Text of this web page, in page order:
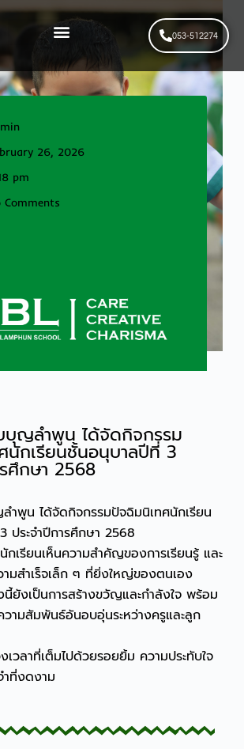
053-512274
26, 2026
pm
Comments
บบุญลำพูน ได้จัดกิจกรรม
นักเรียนชั้นอนุบาลปีที่ 3
ศึกษา 2568
ลำพูน ได้จัดกิจกรรมปัจฉิมนิเทศนักเรียน
ประจำปีการศึกษา 2568
กเรียนเห็นความสำคัญของการเรียนรู้ และ
ามสำเร็จเล็ก ๆ ที่ยิ่งใหญ่ของตนเอง
นี้ยังเป็นการสร้างขวัญและกำลังใจ พร้อม
วามสัมพันธ์อันอบอุ่นระหว่างครูและลูก
เวลาที่เต็มไปด้วยรอยยิ้ม ความประทับใจ
ำที่งดงาม